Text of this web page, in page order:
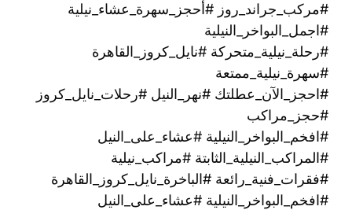
#مركب_جراند_روز #أحجز_سهرة_عشاء_نيلية
#اجمل_البواخر_النيلية
#رحلة_نيلية_متحركة ‫#نايل_كروز_القاهرة
#سهرة_نيلية_ممتعة
#احجز_الآن_عطلتك #نهر_النيل #رحلات_نايل_كروز
#حجز_مراكب
#افخم_البواخر_النيلية #عشاء_على_النيل
#المراكب_النيلية_الثابتة #مراكب_نيلية
#فقرات_فنية_رائعة #الباخرة_نايل_كروز_القاهرة
#افخم_البواخر_النيلية #عشاء_على_النيل